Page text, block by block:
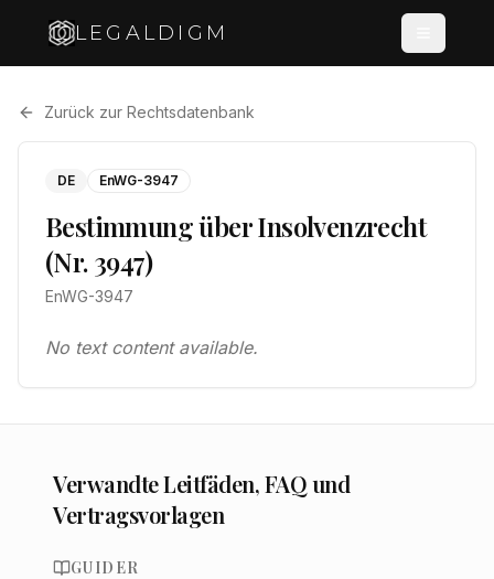
LEGALDIGM
Zurück zur Rechtsdatenbank
DE EnWG-3947
Bestimmung über Insolvenzrecht
(Nr. 3947)
EnWG-3947
No text content available.
Verwandte Leitfäden, FAQ und
Vertragsvorlagen
GUIDER